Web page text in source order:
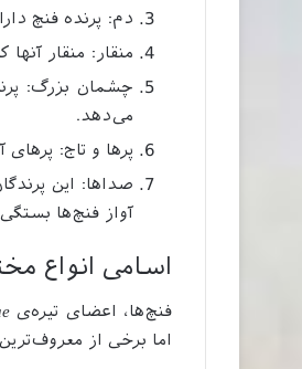
دم: پرنده فنچ
منقار: منقار
چشمان بزرگ:
می‌دهد.
پرها و تاج:
صداها: این
آواز فنچ‌ها
اسامی انواع
فنچ‌ها، اعضای تیره‌ی
اما برخی از